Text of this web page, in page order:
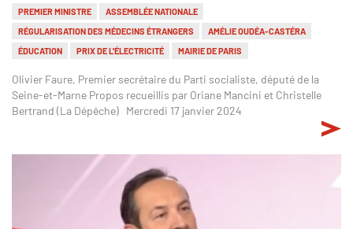
PREMIER MINISTRE
ASSEMBLÉE NATIONALE
RÉGULARISATION DES MÉDECINS ÉTRANGERS
AMÉLIE OUDÉA-CASTÉRA
ÉDUCATION
PRIX DE L'ÉLECTRICITÉ MAIRIE DE PARIS
Olivier Faure, Premier secrétaire du Parti socialiste, député de la
Seine-et-Marne Propos recueillis par Oriane Mancini et Christelle
Bertrand (La Dépêche) Mercredi 17 janvier 2024